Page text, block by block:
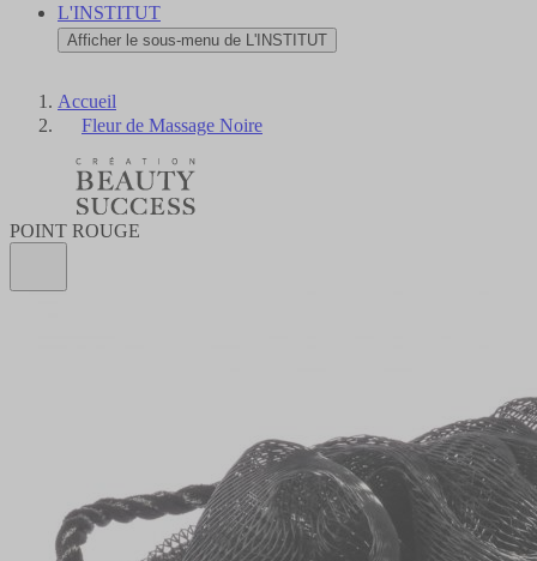
L'INSTITUT
Afficher le sous-menu de L'INSTITUT
Accueil
Fleur de Massage Noire
POINT ROUGE